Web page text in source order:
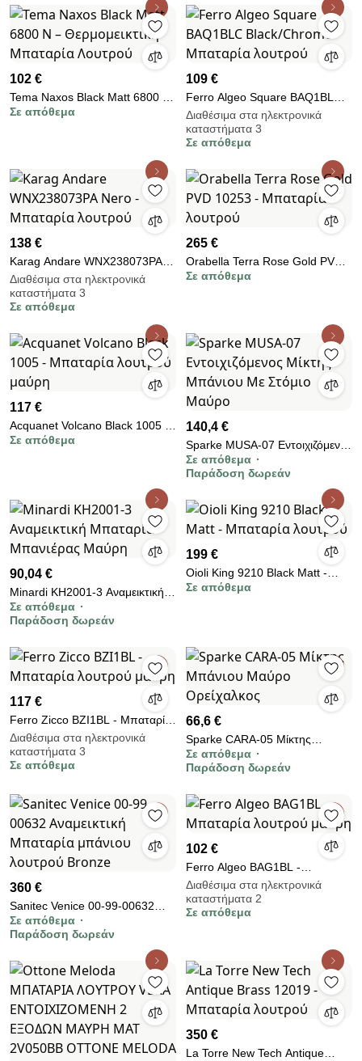
102 €
Tema Naxos Black Matt 6800 N
– Θερμομεικτική Μπαταρία
Σε απόθεμα
109 €
Ferro Algeo Square BAQ1BLC
Black/Chrome - Μπαταρία
λουτρού
Διαθέσιμα στα ηλεκτρονικά
καταστήματα 3
Σε απόθεμα
138 €
Karag Andare WNX238073PA
Nero - Μπαταρία λουτρού
Διαθέσιμα στα ηλεκτρονικά
καταστήματα 3
Σε απόθεμα
265 €
Orabella Terra Rose Gold PVD
10253 - Μπαταρία λουτρού
Σε απόθεμα
117 €
Acquanet Volcano Black 1005 -
Μπαταρία λουτρού μαύρη
Σε απόθεμα
140,4 €
Sparke MUSA-07 Εντοιχιζόμενος
Μίκτης Μπάνιου Με Στόμιο
Μαύρο
Σε απόθεμα
Παράδοση δωρεάν
90,04 €
Minardi KH2001-3 Αναμεικτική
Μπαταρία Μπανιέρας Μαύρη
Σε απόθεμα
Παράδοση δωρεάν
199 €
Oioli King 9210 Black Matt -
Μπαταρία λουτρού
Σε απόθεμα
117 €
Ferro Zicco BZI1BL - Μπαταρία
λουτρού μαύρη
Διαθέσιμα στα ηλεκτρονικά
καταστήματα 3
Σε απόθεμα
66,6 €
Sparke CARA-05 Μίκτης
Μπάνιου Μαύρο Ορείχαλκος
Σε απόθεμα
Παράδοση δωρεάν
360 €
Sanitec Venice 00-99-00632
Αναμεικτική Μπαταρία μπάνιου
λουτρού Bronze
Σε απόθεμα
Παράδοση δωρεάν
102 €
Ferro Algeo BAG1BL -
Μπαταρία λουτρού μαύρη
Διαθέσιμα στα ηλεκτρονικά
καταστήματα 2
Σε απόθεμα
350 €
La Torre New Tech Antique